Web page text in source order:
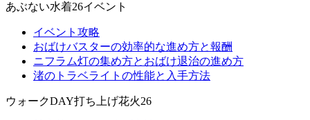
あぶない水着26イベント
イベント攻略
おばけバスターの効率的な進め方と報酬
ニフラム灯の集め方とおばけ退治の進め方
渚のトラベライトの性能と入手方法
ウォークDAY打ち上げ花火26